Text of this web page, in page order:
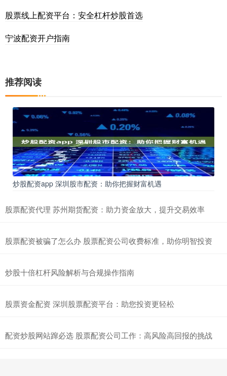
股票线上配资平台：安全杠杆炒股首选
宁波配资开户指南
推荐阅读
炒股配资app 深圳股市配资：助你把握财富机遇
股票配资代理 苏州期货配资：助力资金放大，提升交易效率
股票配资被骗了怎么办 股票配资公司收费标准，助你明智投资
炒股十倍杠杆风险解析与合规操作指南
股票资金配资 深圳股票配资平台：助您投资更轻松
配资炒股网站蹿必选 股票配资公司工作：高风险高回报的挑战